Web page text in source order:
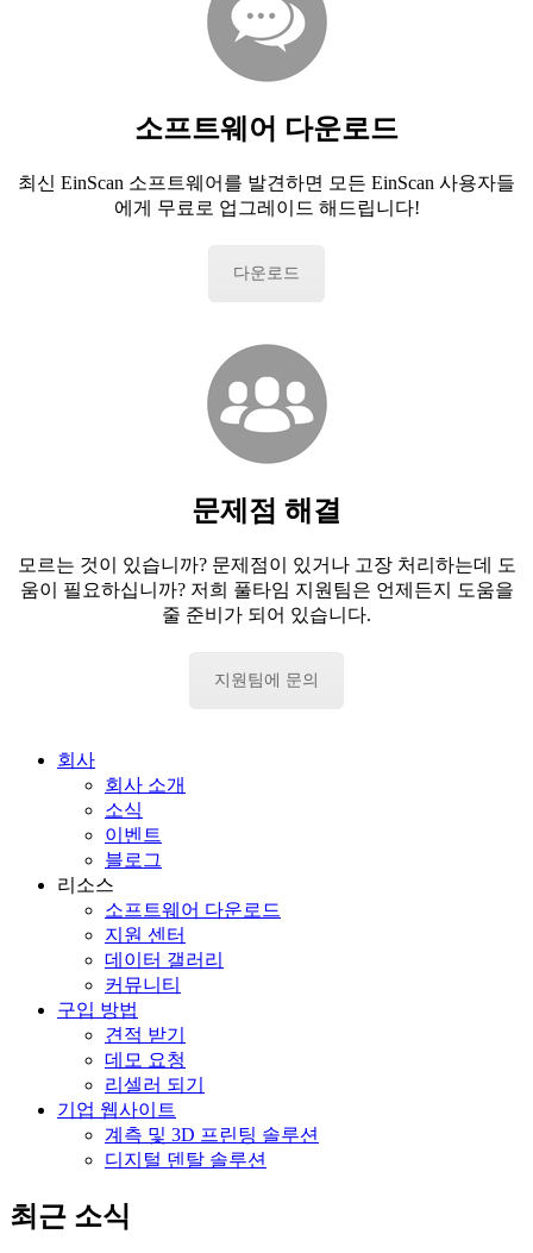
소프트웨어 다운로드
최신 EinScan 소프트웨어를 발견하면 모든 EinScan 사용자들
에게 무료로 업그레이드 해드립니다!
다운로드
문제점 해결
모르는 것이 있습니까? 문제점이 있거나 고장 처리하는데 도
움이 필요하십니까? 저희 풀타임 지원팀은 언제든지 도움을
줄 준비가 되어 있습니다.
지원팀에 문의
회사
회사 소개
소식
이벤트
블로그
리소스
소프트웨어 다운로드
지원 센터
데이터 갤러리
커뮤니티
구입 방법
견적 받기
데모 요청
리셀러 되기
기업 웹사이트
계측 및 3D 프린팅 솔루션
디지털 덴탈 솔루션
최근 소식